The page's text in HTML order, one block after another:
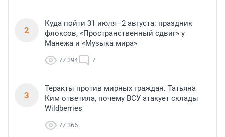
2
Куда пойти 31 июля–2 августа: праздник
флоксов, «Пространственный сдвиг» у
Манежа и «Музыка мира»
77 394 7
3
Теракты против мирных граждан. Татьяна
Ким ответила, почему ВСУ атакует склады
Wildberries
77 366